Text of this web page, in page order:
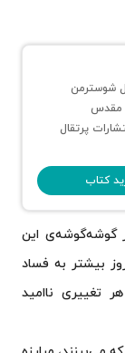
شوسترمن
مقدس
پرتقال
کتاب
گوشه‌گوشه‌ی این
بیشتر به فساد
تغییری ناامید